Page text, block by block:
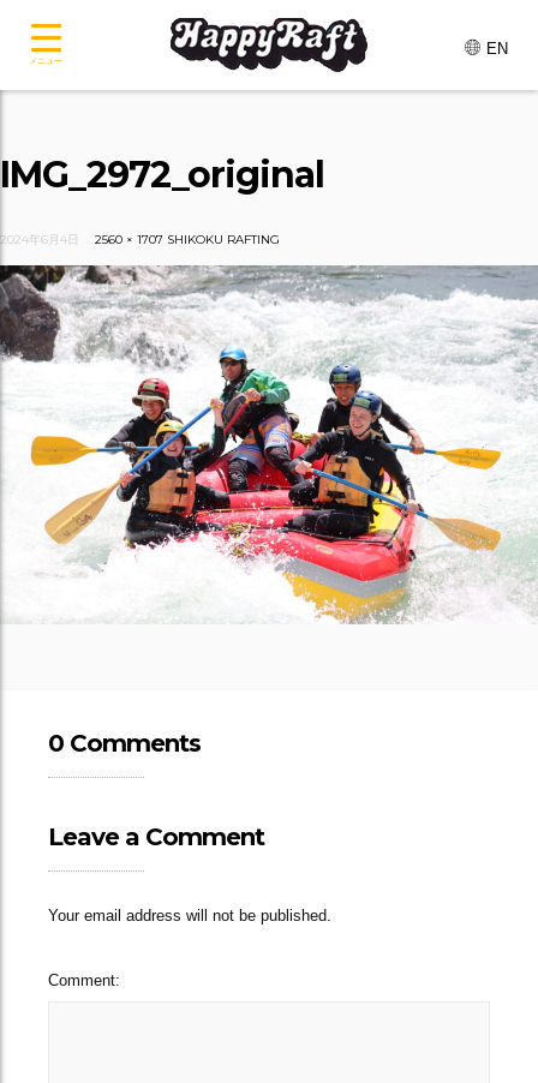
EN
IMG_2972_original
2024年6月4日 2560 × 1707 SHIKOKU RAFTING
0 Comments
Leave a Comment
Your email address will not be published.
Comment:
メニュー